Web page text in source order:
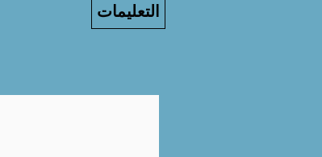
التعليمات